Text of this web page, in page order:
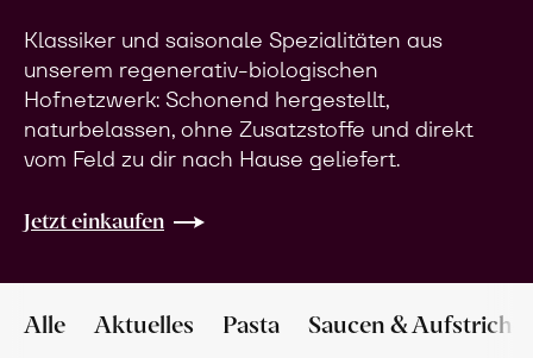
Klassiker und saisonale Spezialitäten aus
unserem regenerativ-biologischen
Hofnetzwerk: Schonend hergestellt,
naturbelassen, ohne Zusatzstoffe und direkt
vom Feld zu dir nach Hause geliefert.
Jetzt einkaufen
Alle Aktuelles Pasta Saucen & Aufstriche